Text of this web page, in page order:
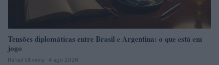
Tensões diplomáticas entre Brasil e Argentina: o que está em
jogo
Rafael Oliveira · 4 ago 2026